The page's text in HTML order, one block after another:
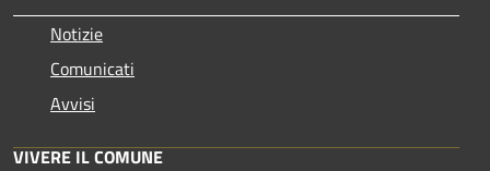
Notizie
Comunicati
Avvisi
VIVERE IL COMUNE